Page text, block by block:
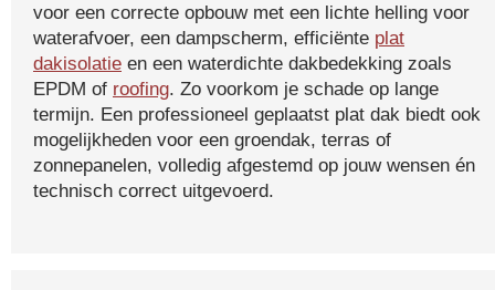
voor een correcte opbouw met een lichte helling voor
waterafvoer, een dampscherm, efficiënte plat
dakisolatie en een waterdichte dakbedekking zoals
EPDM of roofing. Zo voorkom je schade op lange
termijn. Een professioneel geplaatst plat dak biedt ook
mogelijkheden voor een groendak, terras of
zonnepanelen, volledig afgestemd op jouw wensen én
technisch correct uitgevoerd.